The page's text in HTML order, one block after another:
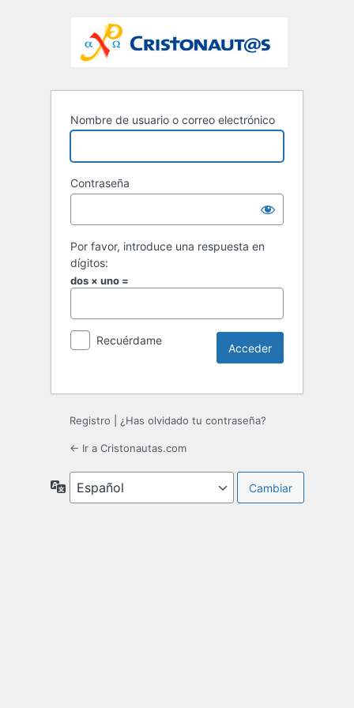
Nombre de usuario o correo electrónico
Contraseña
Por favor, introduce una respuesta en
dígitos:
dos × uno =
Recuérdame
Registro ¿Has olvidado tu contraseña?
← Ir a Cristonautas.com
Idioma